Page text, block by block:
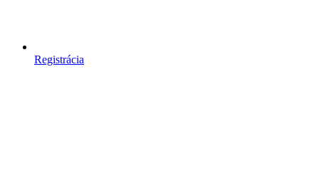
Registrácia